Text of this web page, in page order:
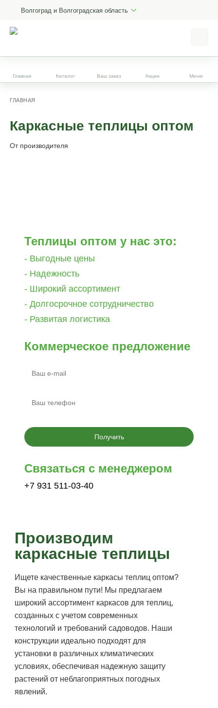
Волгоград и Волгоградская область
Главная Каталог Ваш заказ Акции Меню
ГЛАВНАЯ
Каркасные теплицы оптом
От производителя
Теплицы оптом у нас это:
- Выгодные цены
- Надежность
- Широкий ассортимент
- Долгосрочное сотрудничество
- Развитая логистика
Коммерческое предложение
Связаться с менеджером
+7 931 511-03-40
Производим
каркасные теплицы
Ищете качественные каркасы теплиц оптом?
Вы на правильном пути! Мы предлагаем
широкий ассортимент каркасов для теплиц,
созданных с учетом современных
технологий и требований садоводов. Наши
конструкции идеально подходят для
установки в различных климатических
условиях, обеспечивая надежную защиту
растений от неблагоприятных погодных
явлений.